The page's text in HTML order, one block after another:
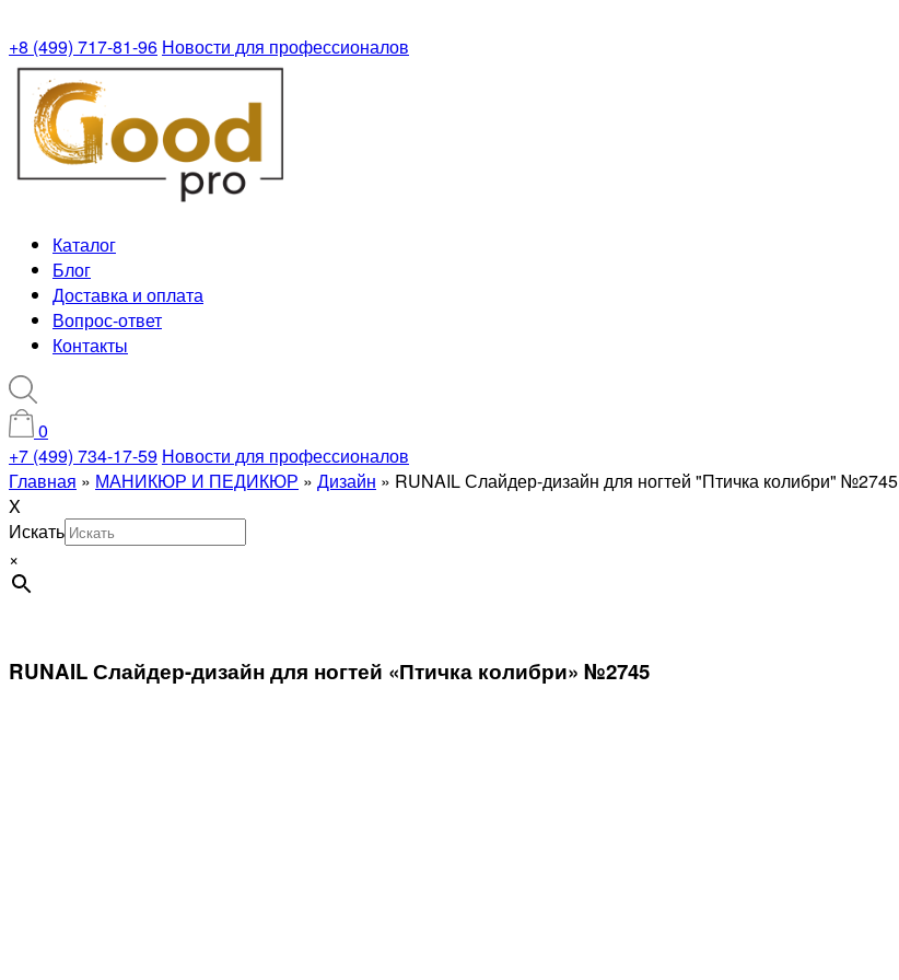
+8 (499) 717-81-96 Новости для профессионалов
Каталог
Блог
Доставка и оплата
Вопрос-ответ
Контакты
0
+7 (499) 734-17-59 Новости для профессионалов
Главная » МАНИКЮР И ПЕДИКЮР » Дизайн » RUNAIL Слайдер-дизайн для ногтей "Птичка колибри" №2745
X
Искать
×
RUNAIL Слайдер-дизайн для ногтей «Птичка колибри» №2745